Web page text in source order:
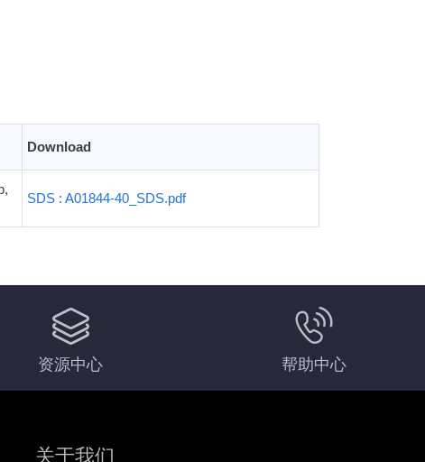
Download
SDS : A01844-40_SDS.pdf
资源中心 帮助中心
关于我们